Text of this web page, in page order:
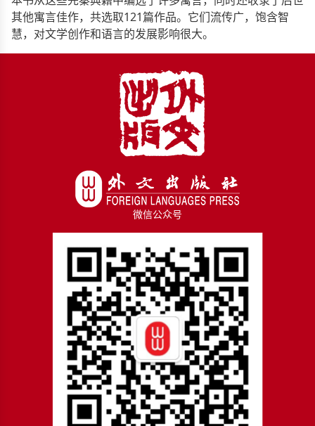
其他寓言佳作，共选取121篇作品。它们流传广，饱含智
慧，对文学创作和语言的发展影响很大。
微信公众号